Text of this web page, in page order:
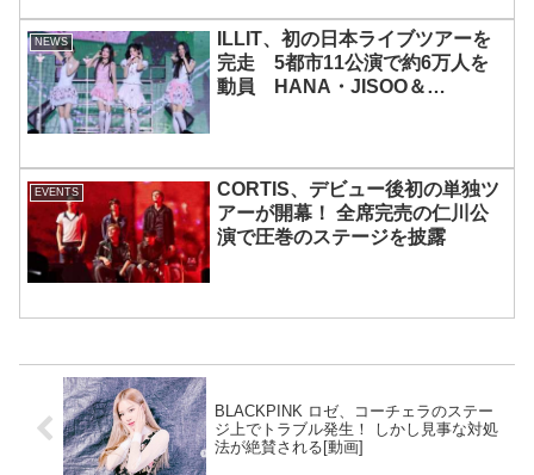
NEWS
ILLIT、初の日本ライブツアーを
完走 5都市11公演で約6万人を
動員 HANA・JISOO＆
EVENTS
CORTIS、デビュー後初の単独ツ
アーが開幕！ 全席完売の仁川公
演で圧巻のステージを披露
BLACKPINK ロゼ、コーチェラのステー
ジ上でトラブル発生！ しかし見事な対処
法が絶賛される[動画]